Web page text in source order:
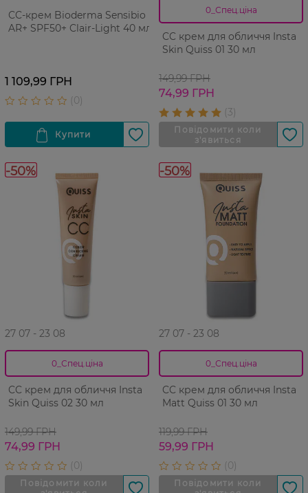
CC-крем Bioderma Sensibio
AR+ SPF50+ Clair-Light 40 мл
1 109,99 ГРН
0_Спец.ціна
CC крем для обличчя Insta
Skin Quiss 01 30 мл
149,99 ГРН
74,99 ГРН
-50%
27 07 - 23 08
0_Спец.ціна
CC крем для обличчя Insta
Skin Quiss 02 30 мл
149,99 ГРН
74,99 ГРН
-50%
27 07 - 23 08
0_Спец.ціна
CC крем для обличчя Insta
Matt Quiss 01 30 мл
119,99 ГРН
59,99 ГРН